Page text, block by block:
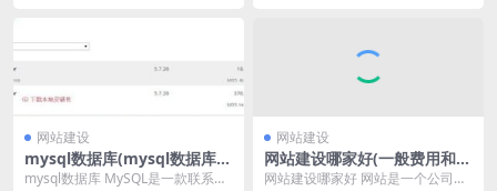
网站建设
mysql数据库(mysql数据库命
令大全)
mysql数据库 MySQL是一款联系型
网站建设
网站建设哪家好(一般费用和流
程)
网站建设哪家好 网站是一个公司的